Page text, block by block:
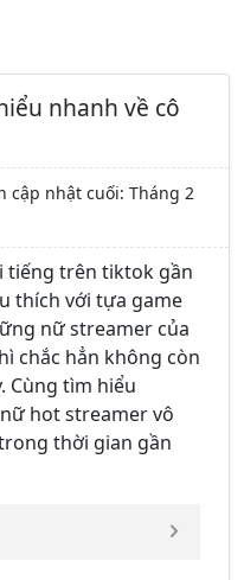
nhanh về cô
cập nhật cuối: Tháng 2
tiếng trên tiktok gần
thích với tựa game
nữ streamer của
chắc hẳn không còn
Cùng tìm hiểu
hot streamer vô
thời gian gần